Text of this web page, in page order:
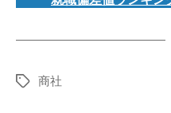
タ
商社